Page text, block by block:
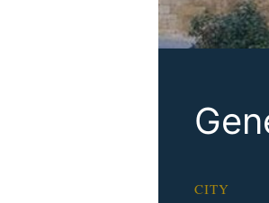
CITY